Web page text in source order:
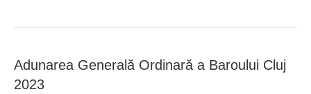
Adunarea Generală Ordinară a Baroului Cluj
2023